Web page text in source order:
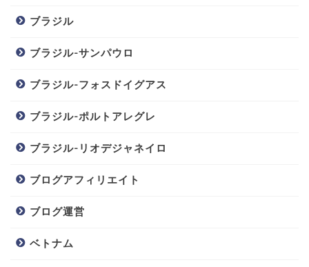
ブラジル
ブラジル-サンパウロ
ブラジル-フォスドイグアス
ブラジル-ポルトアレグレ
ブラジル-リオデジャネイロ
ブログアフィリエイト
ブログ運営
ベトナム